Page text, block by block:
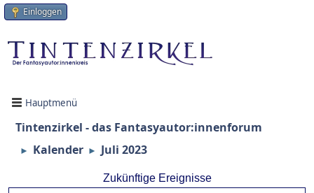
Einloggen
Hauptmenü
Tintenzirkel - das Fantasyautor:innenforum
► Kalender ► Juli 2023
Zukünftige Ereignisse